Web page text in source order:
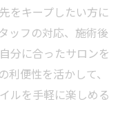
をキープしたい方に
ッフの対応、施術後
分に合ったサロンを
便性を活かして、
ルを手軽に楽しめる